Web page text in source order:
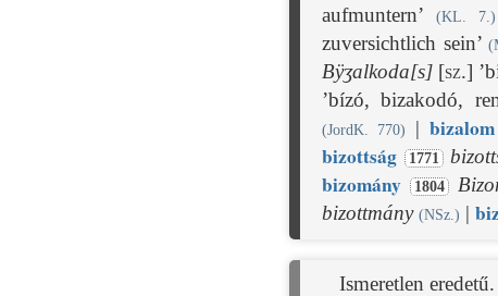
aufmuntern’
(KL. 7.)
zuversichtlich sein’
Bÿʒalkoda[s][sz.]
’bízó, bizakodó,
(JordK. 770) |bizalom
bizottság 1771
bizomány 1804
bizottmány (NSz.) |
Ismeretlen eredetű.